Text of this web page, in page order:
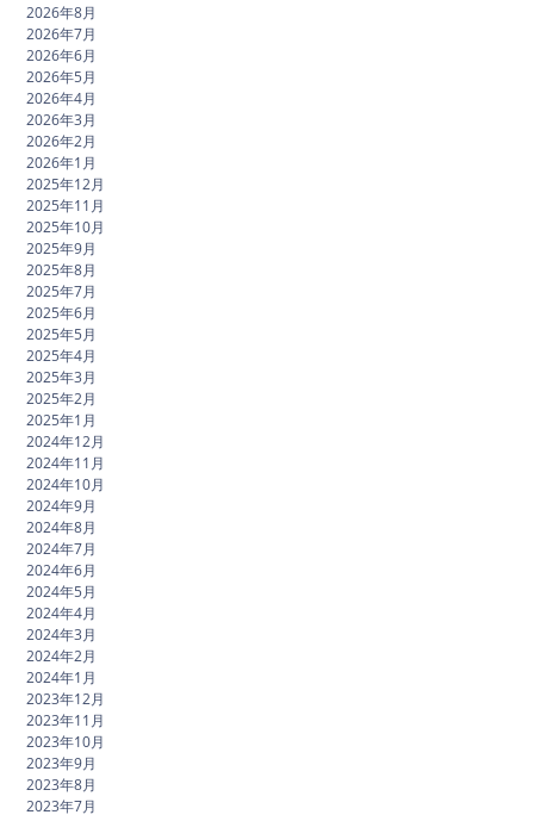
2026年8月
2026年7月
2026年6月
2026年5月
2026年4月
2026年3月
2026年2月
2026年1月
2025年12月
2025年11月
2025年10月
2025年9月
2025年8月
2025年7月
2025年6月
2025年5月
2025年4月
2025年3月
2025年2月
2025年1月
2024年12月
2024年11月
2024年10月
2024年9月
2024年8月
2024年7月
2024年6月
2024年5月
2024年4月
2024年3月
2024年2月
2024年1月
2023年12月
2023年11月
2023年10月
2023年9月
2023年8月
2023年7月